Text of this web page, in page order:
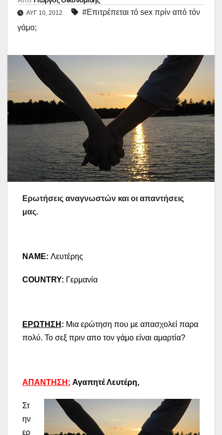
ΑΥΓ 10, 2012
#Επιτρέπεται τό sex πρίν από τόν
γάμο;
Ερωτήσεις αναγνωστών και οι απαντήσεις
μας.
NAME: Λευτέρης
COUNTRY: Γερμανία
ΕΡΩΤΗΣΗ : Μια ερώτηση που με απασχολεί παρα
πολύ. Το σεξ πριν απο τον γάμο είναι αμαρτία?
ΑΠΑΝΤΗΣΗ: Αγαπητέ Λευτέρη,
Στ
ην
ερ